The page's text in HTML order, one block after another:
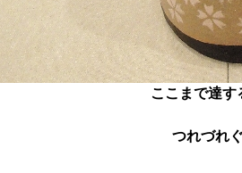
ここまで達す
つれづれ